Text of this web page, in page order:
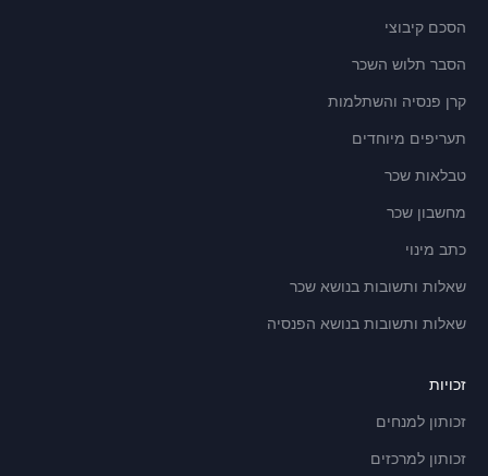
הסכם קיבוצי
הסבר תלוש השכר
קרן פנסיה והשתלמות
תעריפים מיוחדים
טבלאות שכר
מחשבון שכר
כתב מינוי
שאלות ותשובות בנושא שכר
שאלות ותשובות בנושא הפנסיה
זכויות
זכותון למנחים
זכותון למרכזים